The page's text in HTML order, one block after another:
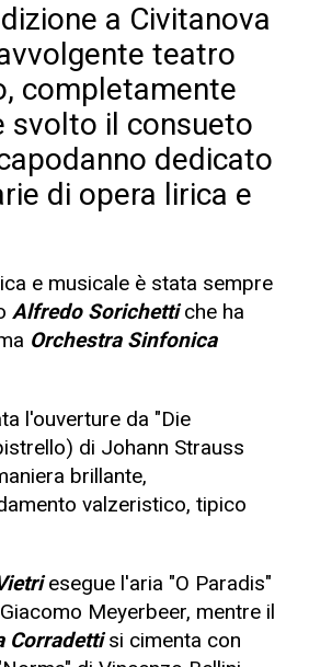
a Civitanova
teatro
completamente
svolto il consueto
dedicato
di opera lirica e
e musicale è stata sempre
Alfredo Sorichettiche ha
Orchestra Sinfonica
l'ouverture da "Die
di Johann Strauss
brillante,
valzeristico, tipico
esegue l'aria "O Paradis"
Meyerbeer, mentre il
Corradettisi cimenta con